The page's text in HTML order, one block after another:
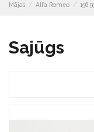
Mājas Alfa Romeo 156
Sajūgs